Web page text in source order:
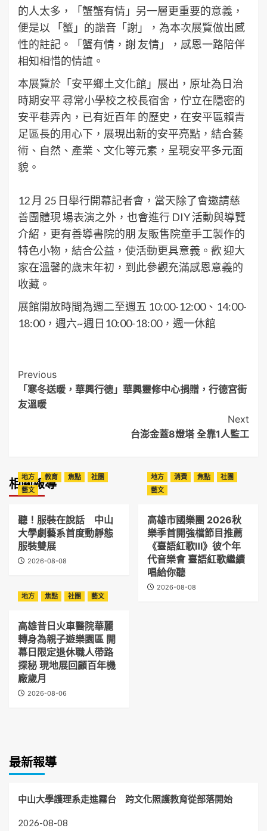
的人太多，「蟹蟹有情」另一層更重要的意義，
便是以 「蟹」的諧音「謝」，為本次展覽做出感
性的註記。「蟹有情，謝 友情」，感恩一路陪伴
相知相惜的情誼。
本展覽於「安平鄉土文化館」展出，原址為日治
時期安平 尋常小學校之校長宿舍，佇立在隱密的
安平巷弄內，已有近百年 的歷史，在安平區賴青
足區長的用心下，展現出新的安平亮點，結合藝
術、自然、產業、文化等元素，呈現安平多元面
貌。
12 月 25 日舉行開幕記者會，當天除了會邀請慈
善團體現 場表演之外，也會進行 DIY 活動與導覽
介紹，更有善導書院的朋 友販售院童手工製作的
特色小物，結合公益，使活動更具意義。歡 迎大
家在溫馨的歲末年初，到此參觀充滿感恩意義的
收藏。
展館開放時間為週二至週五 10:00-12:00、14:00-
18:00，週六~週日10:00-18:00，週一休館
Post
Navigation
Previous
「寒冬送暖，華興行德」華興靈修中心捐贈，行德宮街
友溫暖
Next
台澎金蓋8燈塔 全靠1人監工
相關報導
地方 教育 焦點
社團
藝文
聽！服裝在說話 中山
大學劇藝系首度動靜態
服裝雙展
2026-08-08
地方 消費 焦點
社團
藝文
高雄市國樂團 2026秋
樂季首開強檔節目推薦
《臺語紅歌Ⅲ》彼个年
代音樂會 臺語紅歌繼續
唱給你聽
2026-08-08
地方
焦點 社團 藝文
高雄昔日火車醫院華麗
轉身為親子遊樂園區 開
幕日限定退休職人帶路
探秘 現地展回顧百年機
廠歲月
2026-08-06
最新報導
中山大學護理系走進霧台 跨文化照護教育從部落開始
2026-08-08